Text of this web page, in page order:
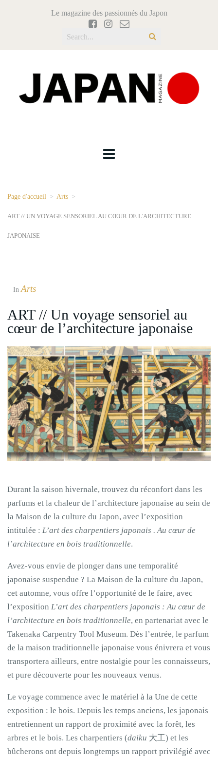
Le magazine des passionnés du Japon
Page d'accueil > Arts >
ART // UN VOYAGE SENSORIEL AU CŒUR DE L'ARCHITECTURE
JAPONAISE
InArts
ART // Un voyage sensoriel au
cœur de l’architecture japonaise
Durant la saison hivernale, trouvez du réconfort dans les
parfums et la chaleur de l’architecture japonaise au sein de
la Maison de la culture du Japon, avec l’exposition
intitulée : L’art des charpentiers japonais . Au cœur de
l’architecture en bois traditionnelle.
Avez-vous envie de plonger dans une temporalité
japonaise suspendue ? La Maison de la culture du Japon,
cet automne, vous offre l’opportunité de le faire, avec
l’exposition L’art des charpentiers japonais : Au cœur de
l’architecture en bois traditionnelle, en partenariat avec le
Takenaka Carpentry Tool Museum. Dès l’entrée, le parfum
de la maison traditionnelle japonaise vous énivrera et vous
transportera ailleurs, entre nostalgie pour les connaisseurs,
et pure découverte pour les nouveaux venus.
Le voyage commence avec le matériel à la Une de cette
exposition : le bois. Depuis les temps anciens, les japonais
entretiennent un rapport de proximité avec la forêt, les
arbres et le bois. Les charpentiers (daiku 大工) et les
bûcherons ont depuis longtemps un rapport privilégié avec